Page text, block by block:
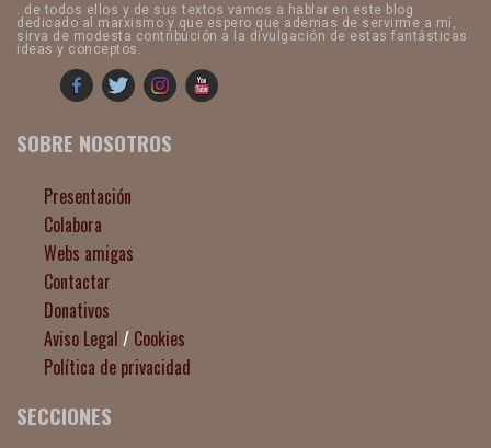
..de todos ellos y de sus textos vamos a hablar en este blog
dedicado al marxismo y que espero que ademas de servirme a mi,
sirva de modesta contribución a la divulgación de estas fantásticas
ideas y conceptos.
SOBRE NOSOTROS
Presentación
Colabora
Webs amigas
Contactar
Donativos
Aviso Legal / Cookies
Política de privacidad
SECCIONES